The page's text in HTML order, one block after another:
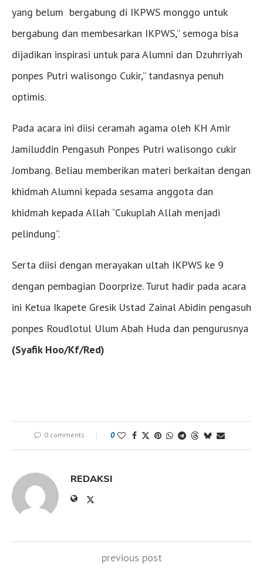
yang belum bergabung di IKPWS monggo untuk
bergabung dan membesarkan IKPWS,” semoga bisa
dijadikan inspirasi untuk para Alumni dan Dzuhrriyah
ponpes Putri walisongo Cukir,” tandasnya penuh
optimis.
Pada acara ini diisi ceramah agama oleh KH Amir
Jamiluddin Pengasuh Ponpes Putri walisongo cukir
Jombang. Beliau memberikan materi berkaitan dengan
khidmah Alumni kepada sesama anggota dan
khidmah kepada Allah “Cukuplah Allah menjadi
pelindung”.
Serta diisi dengan merayakan ultah IKPWS ke 9
dengan pembagian Doorprize. Turut hadir pada acara
ini Ketua Ikapete Gresik Ustad Zainal Abidin pengasuh
ponpes Roudlotul Ulum Abah Huda dan pengurusnya
(Syafik Hoo/Kf/Red)
0 comments 0
REDAKSI
previous post